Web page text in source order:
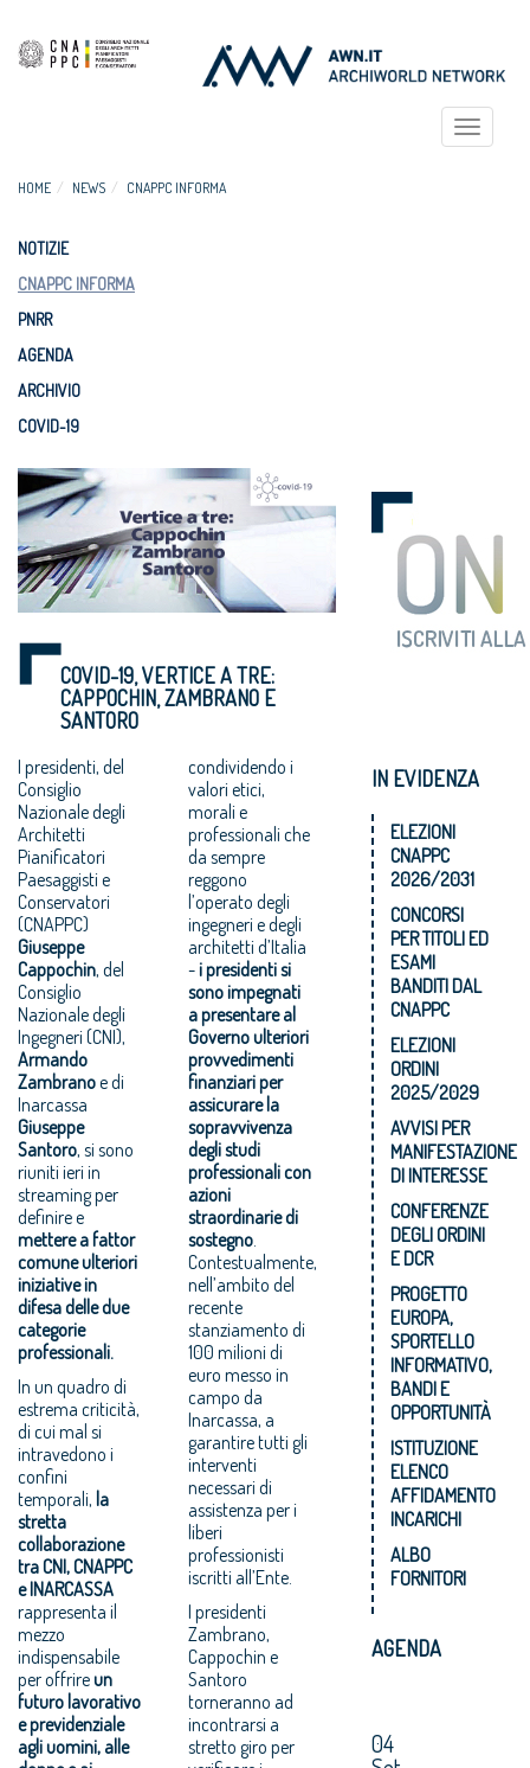
Toggle
HOME NEWS CNAPPC INFORMA
NOTIZIE
CNAPPC INFORMA
PNRR
AGENDA
ARCHIVIO
COVID-19
COVID-19, VERTICE A TRE:
CAPPOCHIN, ZAMBRANO E
SANTORO
I presidenti, del
Consiglio
Nazionale degli
Architetti
Pianificatori
Paesaggisti e
Conservatori
(CNAPPC)
Giuseppe
Cappochin, del
Consiglio
Nazionale degli
Ingegneri (CNI),
Armando
Zambranoe di
Inarcassa
Giuseppe
Santoro, si sono
riuniti ieri in
streaming per
definire e
mettere a fattor
comune ulteriori
iniziative in
difesa delle due
categorie
professionali.
In un quadro di
estrema criticità,
di cui mal si
intravedono i
confini
temporali, la
stretta
collaborazione
tra CNI, CNAPPC
e INARCASSA
rappresenta il
mezzo
indispensabile
per offrireun
futuro lavorativo
e previdenziale
agli uomini, alle
condividendo i
valori etici,
morali e
professionali che
da sempre
reggono
l’operato degli
ingegneri e degli
architetti d’Italia
-i presidenti si
sono impegnati
a presentare al
Governo ulteriori
provvedimenti
finanziari per
assicurare la
sopravvivenza
degli studi
professionali con
azioni
straordinarie di
sostegno
Contestualmente,
nell’ambito del
recente
stanziamento di
100 milioni di
euro messo in
campo da
Inarcassa, a
garantire tutti gli
interventi
necessari di
assistenza per i
liberi
professionisti
iscritti all’Ente.
I presidenti
Zambrano,
Cappochin e
Santoro
torneranno ad
incontrarsi a
stretto giro per
IN EVIDENZA
ELEZIONI
CNAPPC
2026/2031
CONCORSI
PER TITOLI ED
ESAMI
BANDITI DAL
CNAPPC
ELEZIONI
ORDINI
2025/2029
AVVISI PER
MANIFESTAZIONE
DI INTERESSE
CONFERENZE
DEGLI ORDINI
E DCR
PROGETTO
EUROPA,
SPORTELLO
INFORMATIVO,
BANDI E
OPPORTUNITÀ
ISTITUZIONE
ELENCO
AFFIDAMENTO
INCARICHI
ALBO
FORNITORI
AGENDA
04